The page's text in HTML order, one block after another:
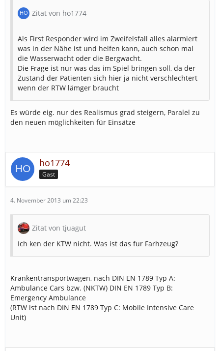
Zitat von ho1774
Als First Responder wird im Zweifelsfall alles alarmiert
was in der Nähe ist und helfen kann, auch schon mal
die Wasserwacht oder die Bergwacht.
Die Frage ist nur was das im Spiel bringen soll, da der
Zustand der Patienten sich hier ja nicht verschlechtert
wenn der RTW lämger braucht
Es würde eig. nur des Realismus grad steigern, Paralel zu
den neuen möglichkeiten für Einsätze
ho1774
Gast
4. November 2013 um 22:23
Zitat von tjuagut
Ich ken der KTW nicht. Was ist das fur Farhzeug?
Krankentransportwagen, nach DIN EN 1789 Typ A:
Ambulance Cars bzw. (NKTW) DIN EN 1789 Typ B:
Emergency Ambulance
(RTW ist nach DIN EN 1789 Typ C: Mobile Intensive Care
Unit)